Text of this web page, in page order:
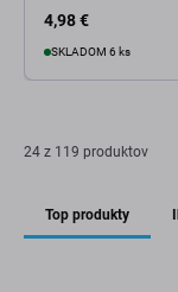
4,98 €
SKLADOM 6 ks
24 z 119 produktov
Top produkty